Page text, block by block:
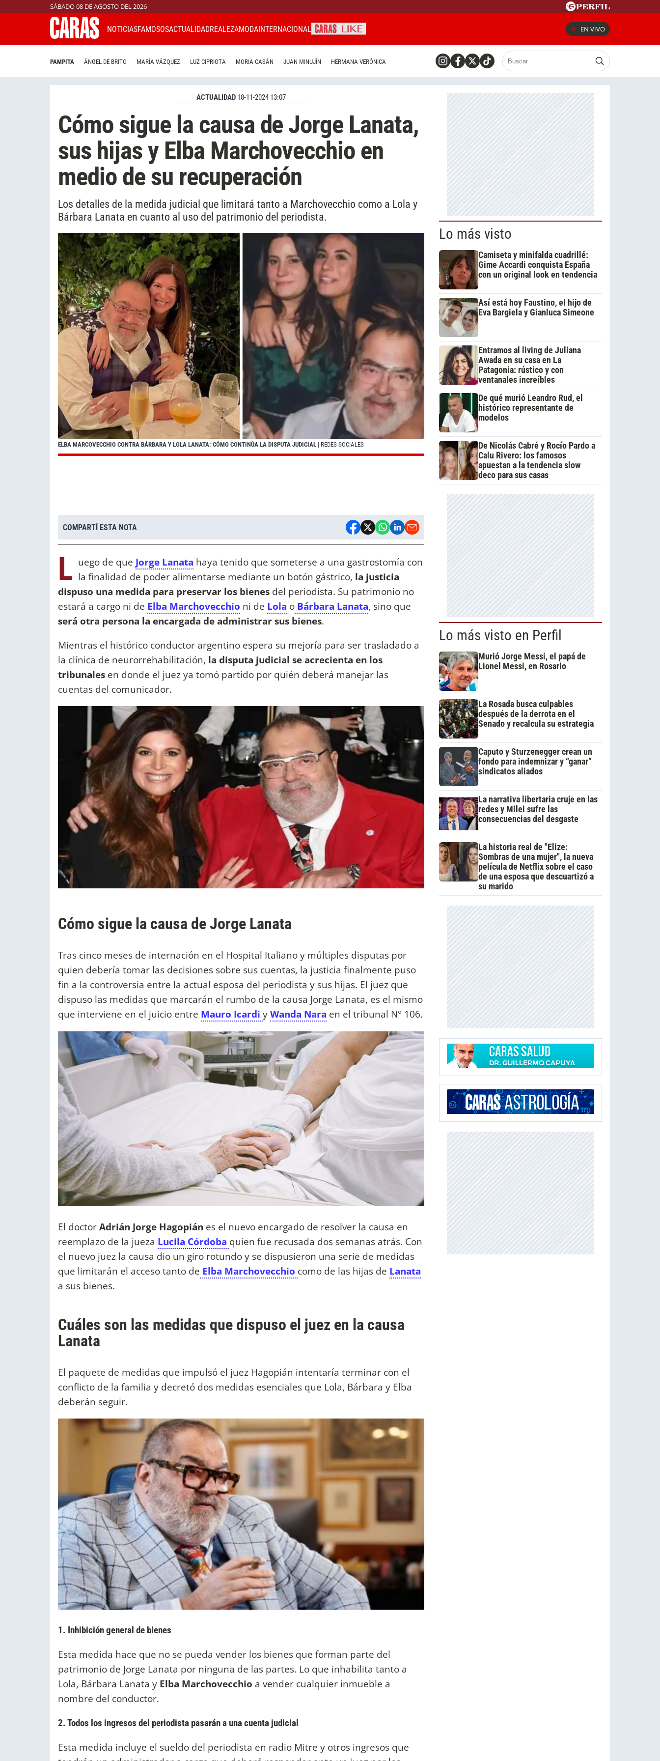
SÁBADO 08 DE AGOSTO DEL 2026
NOTICIASFAMOSOSACTUALIDADREALEZAMODAINTERNACIONAL EN VIVO
PAMPITA ÁNGEL DE BRITO MARÍA VÁZQUEZ LUZ CIPRIOTA MORIA CASÁN JUAN MINUJÍN HERMANA VERÓNICA
ACTUALIDAD 18-11-2024 13:07
Cómo sigue la causa de Jorge Lanata,
sus hijas y Elba Marchovecchio en
medio de su recuperación
Los detalles de la medida judicial que limitará tanto a Marchovecchio como a Lola y
Bárbara Lanata en cuanto al uso del patrimonio del periodista.
ELBA MARCOVECCHIO CONTRA BÁRBARA Y LOLA LANATA: CÓMO CONTINÚA LA DISPUTA JUDICIAL | REDES SOCIALES
COMPARTÍ ESTA NOTA
L uego de que Jorge Lanata haya tenido que someterse a una gastrostomía con
la finalidad de poder alimentarse mediante un botón gástrico, la justicia
dispuso una medida para preservar los bienes del periodista. Su patrimonio no
estará a cargo ni de Elba Marchovecchio ni de Lola o Bárbara Lanata, sino que
será otra persona la encargada de administrar sus bienes.
Mientras el histórico conductor argentino espera su mejoría para ser trasladado a
la clínica de neurorrehabilitación, la disputa judicial se acrecienta en los
tribunales en donde el juez ya tomó partido por quién deberá manejar las
cuentas del comunicador.
Cómo sigue la causa de Jorge Lanata
Tras cinco meses de internación en el Hospital Italiano y múltiples disputas por
quien debería tomar las decisiones sobre sus cuentas, la justicia finalmente puso
fin a la controversia entre la actual esposa del periodista y sus hijas. El juez que
dispuso las medidas que marcarán el rumbo de la causa Jorge Lanata, es el mismo
que interviene en el juicio entre Mauro Icardi yWanda Nara en el tribunal N° 106.
El doctorAdrián Jorge Hagopián es el nuevo encargado de resolver la causa en
reemplazo de la jueza Lucila Córdoba quien fue recusada dos semanas atrás. Con
el nuevo juez la causa dio un giro rotundo y se dispusieron una serie de medidas
que limitarán el acceso tanto de Elba Marchovecchio como de las hijas de Lanata
a sus bienes.
Cuáles son las medidas que dispuso el juez en la causa
Lanata
El paquete de medidas que impulsó el juez Hagopián intentaría terminar con el
conflicto de la familia y decretó dos medidas esenciales que Lola, Bárbara y Elba
deberán seguir.
1. Inhibición general de bienes
Esta medida hace que no se pueda vender los bienes que forman parte del
patrimonio de Jorge Lanata por ninguna de las partes. Lo que inhabilita tanto a
Lola, Bárbara Lanata y Elba Marchovecchio a vender cualquier inmueble a
nombre del conductor.
2. Todos los ingresos del periodista pasarán a una cuenta judicial
Esta medida incluye el sueldo del periodista en radio Mitre y otros ingresos que
Lo más visto
Camiseta y minifalda cuadrillé:
Gime Accardi conquista España
con un original look en tendencia
Así está hoy Faustino, el hijo de
Eva Bargiela y Gianluca Simeone
Entramos al living de Juliana
Awada en su casa en La
Patagonia: rústico y con
ventanales increíbles
De qué murió Leandro Rud, el
histórico representante de
modelos
De Nicolás Cabré y Rocío Pardo a
Calu Rivero: los famosos
apuestan a la tendencia slow
deco para sus casas
Lo más visto en Perfil
Murió Jorge Messi, el papá de
Lionel Messi, en Rosario
La Rosada busca culpables
después de la derrota en el
Senado y recalcula su estrategia
Caputo y Sturzenegger crean un
fondo para indemnizar y “ganar”
sindicatos aliados
La narrativa libertaria cruje en las
redes y Milei sufre las
consecuencias del desgaste
La historia real de "Elize:
Sombras de una mujer", la nueva
película de Netflix sobre el caso
de una esposa que descuartizó a
su marido